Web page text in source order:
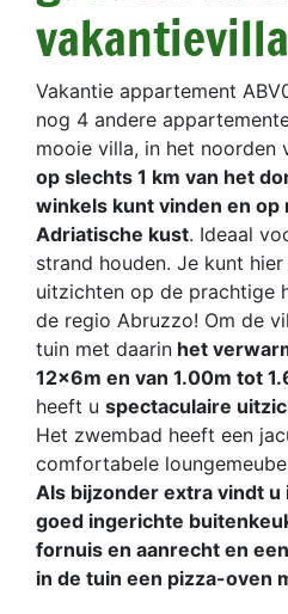
vakantievilla
Vakantie appartement
nog 4 andere
mooie villa, in het noorden
op slechts 1 km van het
winkels kunt vinden en op
Adriatische kust. Ideaal
strand houden. Je kunt
uitzichten op de prachtige
de regio Abruzzo! Om de
tuin met daarin het
12x6m en van 1.00m tot
heeft u spectaculaire
Het zwembad heeft een
comfortabele
Als bijzonder extra vindt u
goed ingerichte
fornuis en aanrecht en
in de tuin een pizza-oven